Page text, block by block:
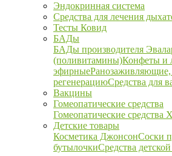
Эндокринная система
Средства для лечения
Тесты Ковид
БАДы
БАДы производителя
(поливитамины)Конфеты и
эфирные
регенерациюСредства для
Вакцины
Гомеопатические средства
Гомеопатические средства
Детские товары
Косметика ДжонсонСоски
бутылочкиСредства